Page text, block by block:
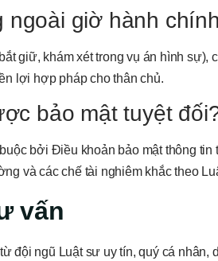
giờ hành
giữ, khám xét trong vụ án hình sự),
lợi hợp pháp cho thân chủ.
bảo mật tuyệt
bởi Điều khoản bảo mật thông
và các chế tài nghiêm khắc theo
vấn
ngũ Luật sư uy tín, quý cá nhân,